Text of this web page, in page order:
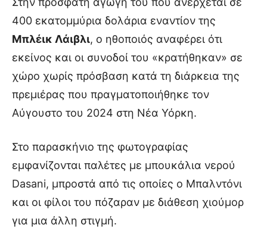
400 εκατομμύρια δολάρια εναντίον της
Μπλέικ Λάιβλι, ο ηθοποιός αναφέρει ότι
εκείνος και οι συνοδοί του «κρατήθηκαν» σε
χώρο χωρίς πρόσβαση κατά τη διάρκεια της
πρεμιέρας που πραγματοποιήθηκε τον
Αύγουστο του 2024 στη Νέα Υόρκη.
Στο παρασκήνιο της φωτογραφίας
εμφανίζονται παλέτες με μπουκάλια νερού
Dasani, μπροστά από τις οποίες ο Μπαλντόνι
και οι φίλοι του πόζαραν με διάθεση χιούμορ
για μια άλλη στιγμή.